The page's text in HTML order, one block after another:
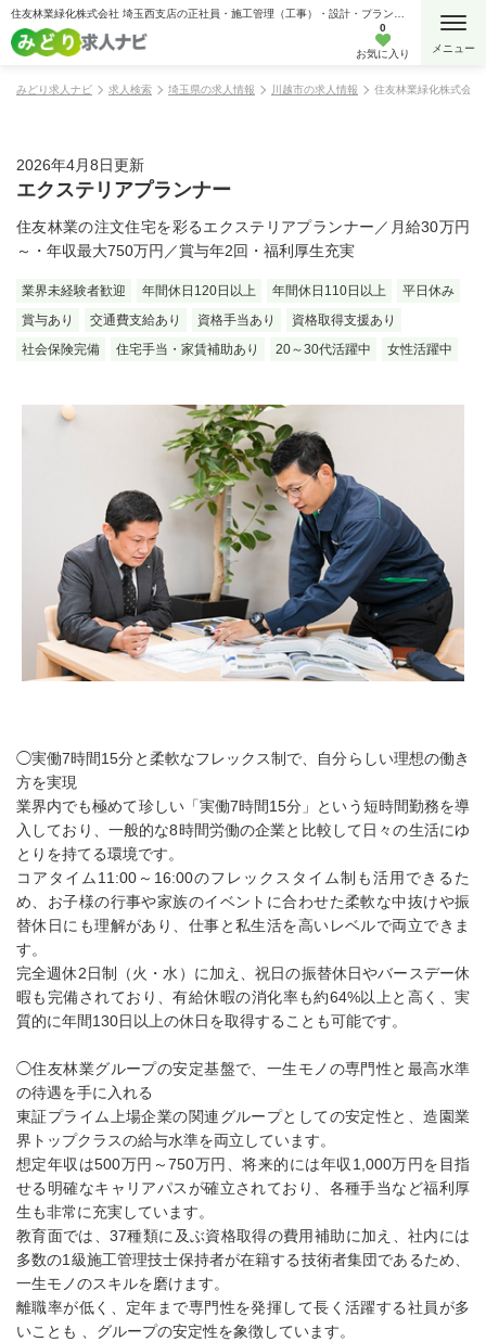
0
お気に入り
みどり求人ナビ 求人検索 埼玉県の求人情報 川越市の求人情報 住友林業緑化株式会
2026年4月8日更新
エクステリアプランナー
住友林業の注文住宅を彩るエクステリアプランナー／月給30万円
～・年収最大750万円／賞与年2回・福利厚生充実
業界未経験者歓迎 年間休日120日以上 年間休日110日以上
平日休み
賞与あり
交通費支給あり 資格手当あり
資格取得支援あり
社会保険完備
住宅手当・家賃補助あり 20～30代活躍中 女性活躍中
◯実働7時間15分と柔軟なフレックス制で、自分らしい理想の働き
方を実現
業界内でも極めて珍しい「実働7時間15分」という短時間勤務を導
入しており、一般的な8時間労働の企業と比較して日々の生活にゆ
とりを持てる環境です。
コアタイム11:00～16:00のフレックスタイム制も活用できるた
め、お子様の行事や家族のイベントに合わせた柔軟な中抜けや振
替休日にも理解があり、仕事と私生活を高いレベルで両立できま
す。
完全週休2日制（火・水）に加え、祝日の振替休日やバースデー休
暇も完備されており、有給休暇の消化率も約64%以上と高く、実
質的に年間130日以上の休日を取得することも可能です。
◯住友林業グループの安定基盤で、一生モノの専門性と最高水準
の待遇を手に入れる
東証プライム上場企業の関連グループとしての安定性と、造園業
界トップクラスの給与水準を両立しています。
想定年収は500万円～750万円、将来的には年収1,000万円を目指
せる明確なキャリアパスが確立されており、各種手当など福利厚
生も非常に充実しています。
教育面では、37種類に及ぶ資格取得の費用補助に加え、社内には
多数の1級施工管理技士保持者が在籍する技術者集団であるため、
一生モノのスキルを磨けます。
離職率が低く、定年まで専門性を発揮して長く活躍する社員が多
いことも 、グループの安定性を象徴しています。